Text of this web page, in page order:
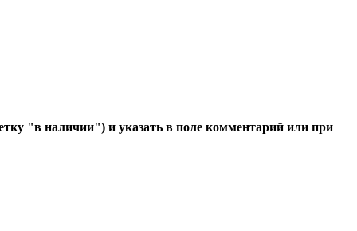
"в наличии") и указать в поле комментарий или при